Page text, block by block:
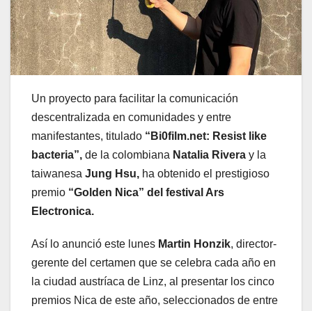
Un proyecto para facilitar la comunicación
descentralizada en comunidades y entre
manifestantes, titulado “Bi0film.net: Resist like
bacteria”, de la colombiana Natalia Rivera y la
taiwanesa Jung Hsu, ha obtenido el prestigioso
premio “Golden Nica” del festival Ars
Electronica.
Así lo anunció este lunes Martin Honzik, director-
gerente del certamen que se celebra cada año en
la ciudad austríaca de Linz, al presentar los cinco
premios Nica de este año, seleccionados de entre